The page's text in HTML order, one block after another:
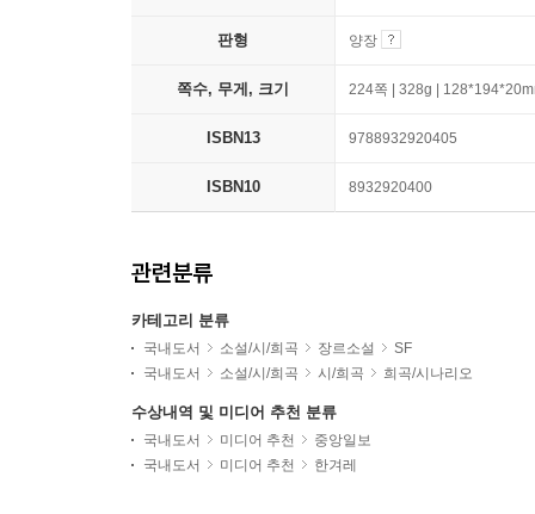
판형 양장
쪽수, 무게, 크기 224쪽 | 328g |
ISBN13 9788932920405
ISBN10 8932920400
관련분류
카테고리 분류
국내도서 소설/시/희곡 장르소설
SF
국내도서
소설/시/희곡 시/희곡 희곡/시나리오
수상내역 및 미디어 추천 분류
국내도서 미디어 추천
중앙일보
국내도서
미디어 추천 한겨레